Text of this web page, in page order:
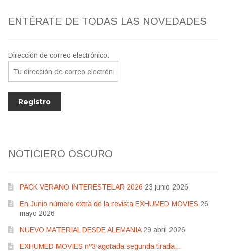
ENTÉRATE DE TODAS LAS NOVEDADES
Dirección de correo electrónico:
NOTICIERO OSCURO
PACK VERANO INTERESTELAR 2026 23 junio 2026
En Junio número extra de la revista EXHUMED MOVIES 26
mayo 2026
NUEVO MATERIAL DESDE ALEMANIA 29 abril 2026
EXHUMED MOVIES nº3 agotada segunda tirada…